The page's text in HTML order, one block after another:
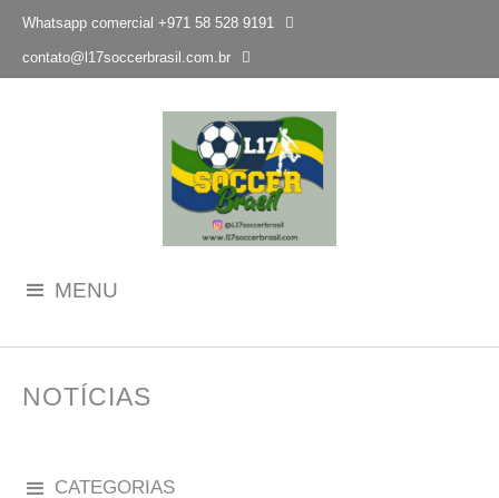
Whatsapp comercial +971 58 528 9191 
contato@l17soccerbrasil.com.br
MENU
NOTÍCIAS
CATEGORIAS